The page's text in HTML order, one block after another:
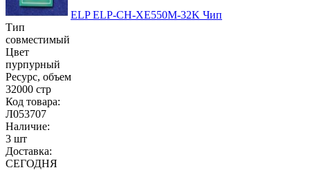
ELP ELP-CH-XE550M-32K Чип
Тип
совместимый
Цвет
пурпурный
Ресурс, объем
32000 стр
Код товара:
Л053707
Наличие:
3 шт
Доставка:
СЕГОДНЯ